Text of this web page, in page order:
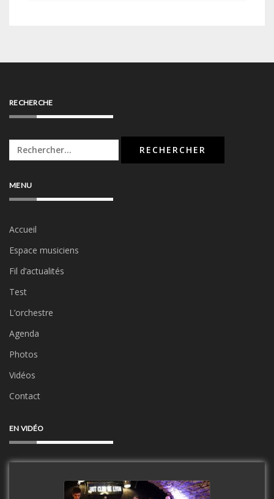
RECHERCHE
Rechercher :
MENU
Accueil
Espace musiciens
Fil d’actualités
Test
L’orchestre
Agenda
Photos
Vidéos
Contact
EN VIDÉO